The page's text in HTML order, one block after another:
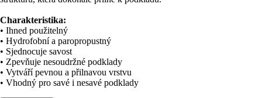
Charakteristika:
• Ihned použitelný
• Hydrofobní a paropropustný
• Sjednocuje savost
• Zpevňuje nesoudržné podklady
• Vytváří pevnou a přilnavou vrstvu
• Vhodný pro savé i nesavé podklady